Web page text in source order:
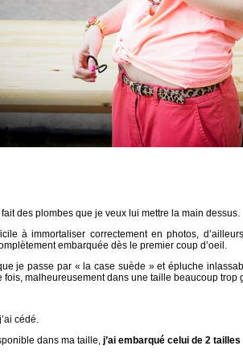
des plombes que je veux lui mettre la main dessus.
à immortaliser correctement en photos,
embarquée dès le premier coup d’oeil.
je passe par « la case suède » et épluche
fois, malheureusement dans une taille beaucoup trop
cédé.
dans ma taille, j’ai embarqué celui de 2